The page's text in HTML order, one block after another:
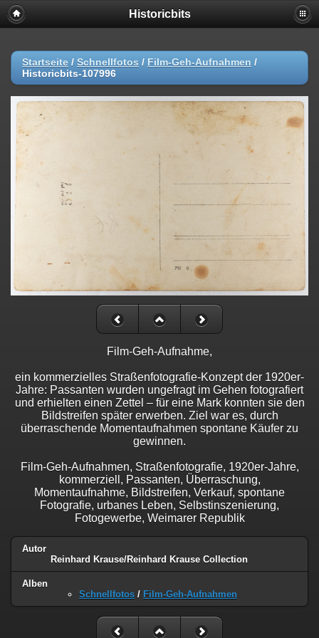
Historicbits
Startseite / Schnellfotos / Film-Geh-Aufnahmen /
Historicbits-107996
Film-Geh-Aufnahme,
ein kommerzielles Straßenfotografie-Konzept der 1920er-
Jahre: Passanten wurden ungefragt im Gehen fotografiert
und erhielten einen Zettel – für eine Mark konnten sie den
Bildstreifen später erwerben. Ziel war es, durch
überraschende Momentaufnahmen spontane Käufer zu
gewinnen.
Film-Geh-Aufnahmen, Straßenfotografie, 1920er-Jahre,
kommerziell, Passanten, Überraschung,
Momentaufnahme, Bildstreifen, Verkauf, spontane
Fotografie, urbanes Leben, Selbstinszenierung,
Fotogewerbe, Weimarer Republik
Autor
Reinhard Krause/Reinhard Krause Collection
Alben
Schnellfotos / Film-Geh-Aufnahmen